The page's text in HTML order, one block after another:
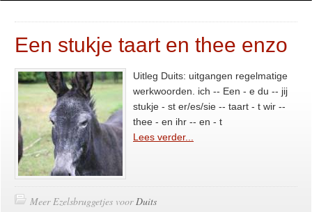
Een stukje taart en thee enzo
Uitleg Duits: uitgangen regelmatige
werkwoorden. ich -- Een - e du -- jij
stukje - st er/es/sie -- taart - t wir --
thee - en ihr -- en - t
Lees verder...
Meer Ezelsbruggetjes voorDuits